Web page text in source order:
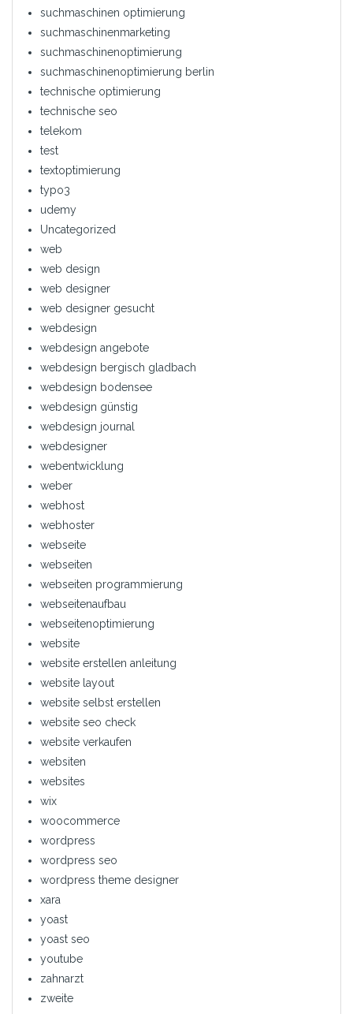
suchmaschinen optimierung
suchmaschinenmarketing
suchmaschinenoptimierung
suchmaschinenoptimierung berlin
technische optimierung
technische seo
telekom
test
textoptimierung
typo3
udemy
Uncategorized
web
web design
web designer
web designer gesucht
webdesign
webdesign angebote
webdesign bergisch gladbach
webdesign bodensee
webdesign günstig
webdesign journal
webdesigner
webentwicklung
weber
webhost
webhoster
webseite
webseiten
webseiten programmierung
webseitenaufbau
webseitenoptimierung
website
website erstellen anleitung
website layout
website selbst erstellen
website seo check
website verkaufen
websiten
websites
wix
woocommerce
wordpress
wordpress seo
wordpress theme designer
xara
yoast
yoast seo
youtube
zahnarzt
zweite